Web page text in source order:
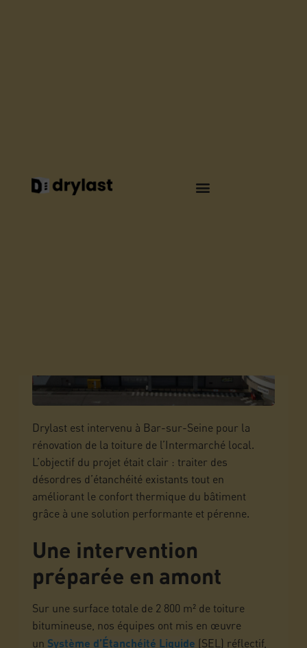
FRAÎCHE POUR
INTERMARCHÉ
Drylast est intervenu à Bar-sur-Seine pour la
rénovation de la toiture de l’Intermarché local.
L’objectif du projet était clair : traiter des
désordres d’étanchéité existants tout en
améliorant le confort thermique du bâtiment
grâce à une solution performante et pérenne.
Une intervention
préparée en amont
Sur une surface totale de 2 800 m² de toiture
bitumineuse, nos équipes ont mis en œuvre
un Système d’Étanchéité Liquide (SEL) réflectif,